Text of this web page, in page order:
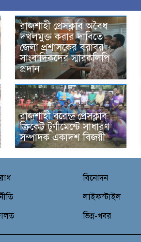
রাজশাহী প্রেসক্লাব অবৈধ
দখলমুক্ত করার দাবিতে
জেলা প্রশাসকের বরাবর
সাংবাদিকদের স্মারকলিপি
প্রদান
রাজশাহী বরেন্দ্র প্রেসক্লাব
ক্রিকেট টুর্ণামেন্টে সাধারণ
সম্পাদক একাদশ বিজয়ী
বিনোদন
লাইফস্টাইল
ভিন্ন-খবর